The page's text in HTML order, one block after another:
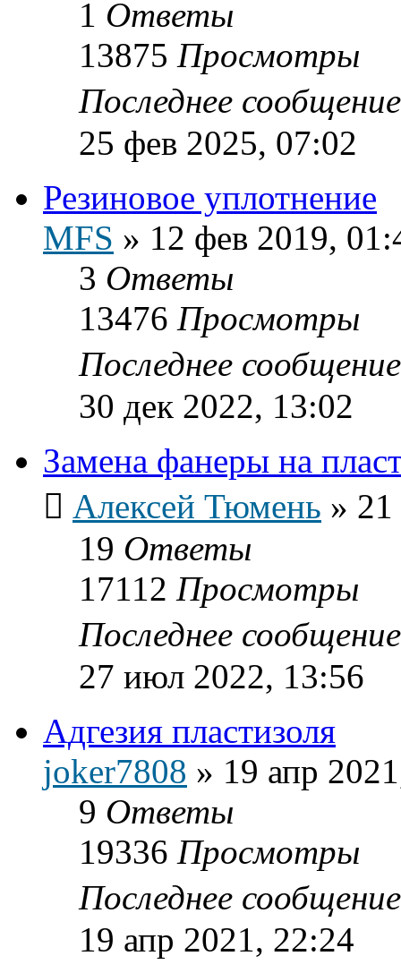
1 Ответы
13875 Просмотры
Последнее
25 фев 2025, 07:02
Резиновое уплотнение
MFS » 12 фев 2019,
3 Ответы
13476 Просмотры
Последнее
30 дек 2022, 13:02
Замена фанеры на
Алексей Тюмень »
19 Ответы
17112 Просмотры
Последнее
27 июл 2022, 13:56
Адгезия пластизоля
joker7808 » 19 апр
9 Ответы
19336 Просмотры
Последнее
19 апр 2021, 22:24